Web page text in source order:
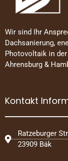
Wir sind Ihr
Dachsanierung,
Photovoltaik in
Ahrensburg &
Kontakt
Ratzeburger
23909 Bäk